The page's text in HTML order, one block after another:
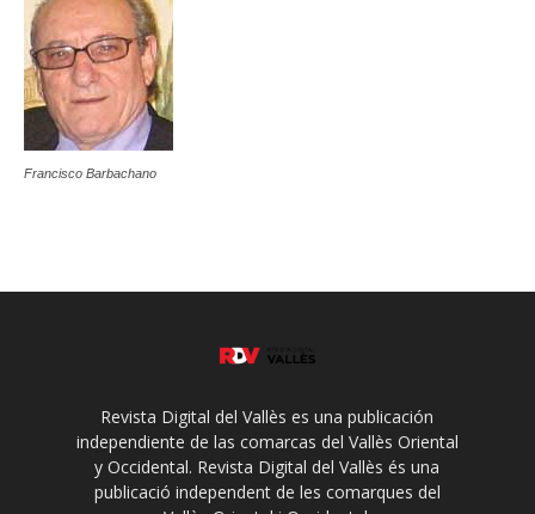
Francisco Barbachano
Revista Digital del Vallès es una publicación
independiente de las comarcas del Vallès Oriental
y Occidental. Revista Digital del Vallès és una
publicació independent de les comarques del